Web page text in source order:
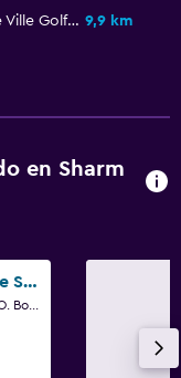
Maritim Jolie Ville Golf & Resort 9,9 km
en Sharm
Pickalbatros Palace Sharm & Aqua Park